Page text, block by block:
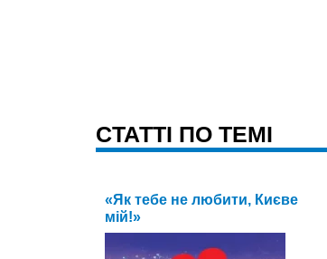
CТАТТІ ПО ТЕМІ
«Як тебе не любити, Києве
мій!»